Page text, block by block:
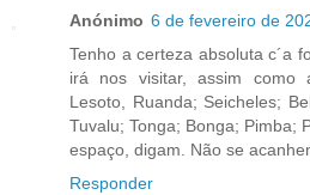
Anónimo 6 de fevereiro de
Tenho a certeza absoluta c´a
irá nos visitar, assim como
Lesoto, Ruanda; Seicheles;
Tuvalu; Tonga; Bonga; Pimba;
espaço, digam. Não se
Responder